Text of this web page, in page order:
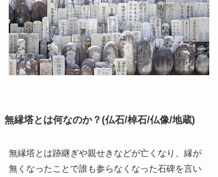
無縁塔とは何なのか？(仏石/棹石/仏像/地蔵)
無縁塔とは跡継ぎや親せきなどが亡くなり、縁が
無くなったことで誰も参らなくなった石碑を言い